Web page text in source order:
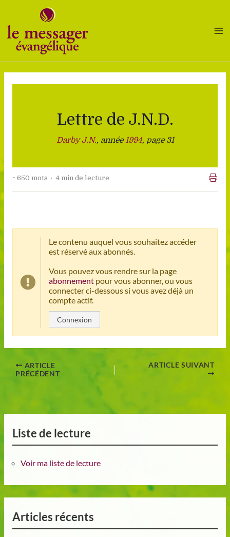
contenu
Lettre de J.N.D.
Darby J.N., année1994, page 31
~ 650 mots · 4 min de lecture
Le contenu auquel vous souhaitez accéder
est réservé aux abonnés.
Vous pouvez vous rendre sur la page
abonnementpour vous abonner, ou vous
connecter ci-dessous si vous avez déjà un
compte actif.
Connexion
ARTICLE
PRÉCÉDENT
ARTICLE SUIVANT
Liste de lecture
Voir ma liste de lecture
Articles récents